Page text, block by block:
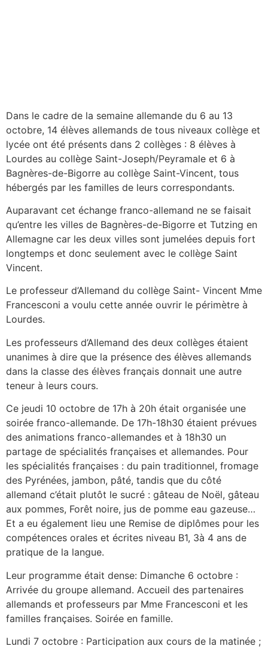
Dans le cadre de la semaine allemande du 6 au 13
octobre, 14 élèves allemands de tous niveaux collège et
lycée ont été présents dans 2 collèges : 8 élèves à
Lourdes au collège Saint-Joseph/Peyramale et 6 à
Bagnères-de-Bigorre au collège Saint-Vincent, tous
hébergés par les familles de leurs correspondants.
Auparavant cet échange franco-allemand ne se faisait
qu’entre les villes de Bagnères-de-Bigorre et Tutzing en
Allemagne car les deux villes sont jumelées depuis fort
longtemps et donc seulement avec le collège Saint
Vincent.
Le professeur d’Allemand du collège Saint- Vincent Mme
Francesconi a voulu cette année ouvrir le périmètre à
Lourdes.
Les professeurs d’Allemand des deux collèges étaient
unanimes à dire que la présence des élèves allemands
dans la classe des élèves français donnait une autre
teneur à leurs cours.
Ce jeudi 10 octobre de 17h à 20h était organisée une
soirée franco-allemande. De 17h-18h30 étaient prévues
des animations franco-allemandes et à 18h30 un
partage de spécialités françaises et allemandes. Pour
les spécialités françaises : du pain traditionnel, fromage
des Pyrénées, jambon, pâté, tandis que du côté
allemand c’était plutôt le sucré : gâteau de Noël, gâteau
aux pommes, Forêt noire, jus de pomme eau gazeuse…
Et a eu également lieu une Remise de diplômes pour les
compétences orales et écrites niveau B1, 3à 4 ans de
pratique de la langue.
Leur programme était dense: Dimanche 6 octobre :
Arrivée du groupe allemand. Accueil des partenaires
allemands et professeurs par Mme Francesconi et les
familles françaises. Soirée en famille.
Lundi 7 octobre : Participation aux cours de la matinée ;